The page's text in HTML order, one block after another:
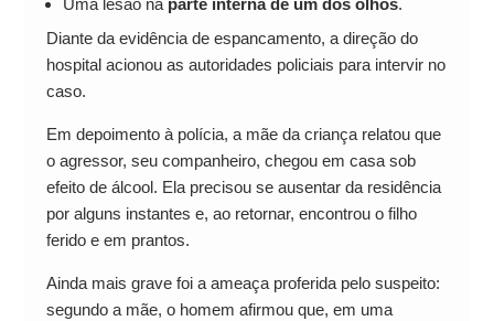
Uma lesão na parte interna de um dos olhos.
Diante da evidência de espancamento, a direção do
hospital acionou as autoridades policiais para intervir no
caso.
Em depoimento à polícia, a mãe da criança relatou que
o agressor, seu companheiro, chegou em casa sob
efeito de álcool. Ela precisou se ausentar da residência
por alguns instantes e, ao retornar, encontrou o filho
ferido e em prantos.
Ainda mais grave foi a ameaça proferida pelo suspeito:
segundo a mãe, o homem afirmou que, em uma